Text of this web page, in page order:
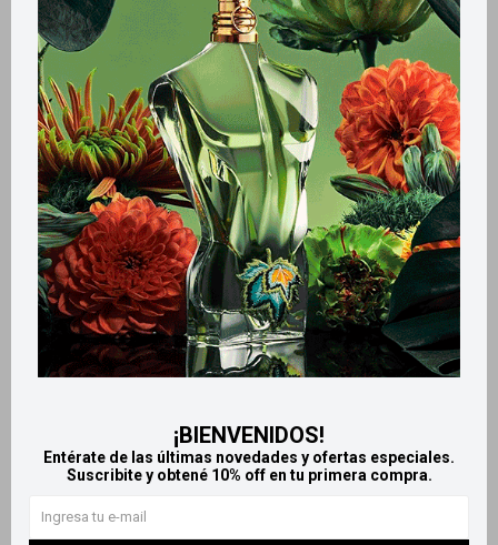
¡BIENVENIDOS!
Entérate de las últimas novedades y ofertas especiales.
Suscribite y obtené 10% off en tu primera compra.
Métodos y costos de envío
Retiros gratuitos en tiendas
Productos que te pueden interesar
MAÑANA
Llega MAÑANA
MAÑANA